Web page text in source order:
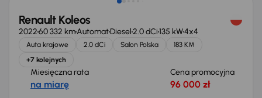
Renault Koleos
202260 332 kmAutomatDiesel2.0 dCi135 kW4x4
Auta krajowe 2.0 dCi Salon Polska
183 KM
+7 kolejnych
Miesięczna rata
na miarę
Cena promocyjna
96 000 zł